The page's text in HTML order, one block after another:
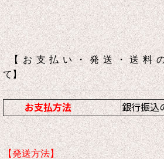
【お支払い・発送・送料
て】
お支払方法 銀行振込
【発送方法】